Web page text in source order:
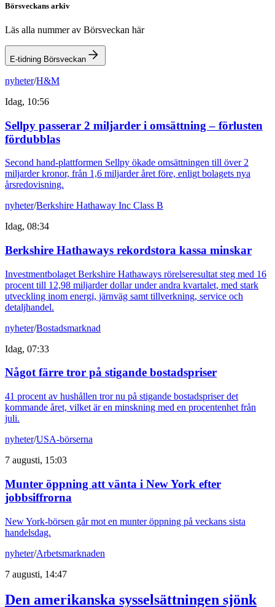
Börsveckans arkiv
Läs alla nummer av Börsveckan här
E-tidning Börsveckan
nyheter/H&M
Idag, 10:56
Sellpy passerar 2 miljarder i omsättning – förlusten
fördubblas
Second hand-plattformen Sellpy ökade omsättningen till över 2
miljarder kronor, från 1,6 miljarder året före, enligt bolagets nya
årsredovisning.
nyheter/Berkshire Hathaway Inc Class B
Idag, 08:34
Berkshire Hathaways rekordstora kassa minskar
Investmentbolaget Berkshire Hathaways rörelseresultat steg med 16
procent till 12,98 miljarder dollar under andra kvartalet, med stark
utveckling inom energi, järnväg samt tillverkning, service och
detaljhandel.
nyheter/Bostadsmarknad
Idag, 07:33
Något färre tror på stigande bostadspriser
41 procent av hushållen tror nu på stigande bostadspriser det
kommande året, vilket är en minskning med en procentenhet från
juli.
nyheter/USA-börserna
7 augusti, 15:03
Munter öppning att vänta i New York efter
jobbsiffrorna
New York-börsen går mot en munter öppning på veckans sista
handelsdag.
nyheter/Arbetsmarknaden
7 augusti, 14:47
Den amerikanska sysselsättningen sjönk